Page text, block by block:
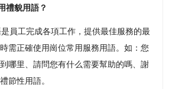
禮貌用語？
員工完成各項工作，提供最佳服務的最
需正確使用崗位常用服務用語。如：您
哪里、請問您有什么需要幫助的嗎、謝
節性用語。